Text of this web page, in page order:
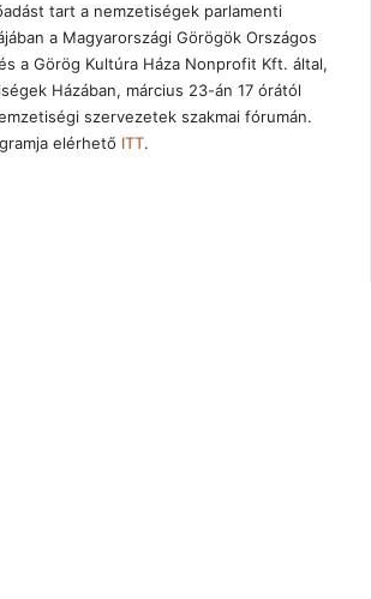
tart a nemzetiségek parlamenti
a Magyarországi Görögök Országos
a Görög Kultúra Háza Nonprofit Kft. által,
Házában, március 23-án 17 órától
szervezetek szakmai fórumán.
elérhető ITT.